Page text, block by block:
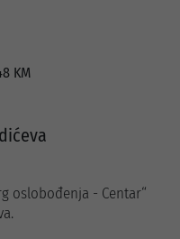
KM
oslobođenja - Centar“